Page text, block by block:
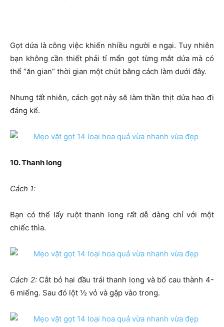
Gọt dứa là công việc khiến nhiều người e ngại. Tuy nhiên
bạn không cần thiết phải tỉ mẩn gọt từng mắt dứa mà có
thể “ăn gian” thời gian một chút bằng cách làm dưới đây.
Nhưng tất nhiên, cách gọt này sẽ làm thần thịt dứa hao đi
đáng kể.
10. Thanh long
Cách 1:
Bạn có thể lấy ruột thanh long rất dễ dàng chỉ với một
chiếc thìa.
Cách 2:Cắt bỏ hai đầu trái thanh long và bổ cau thành 4-
6 miếng. Sau đó lột ½ vỏ và gập vào trong.